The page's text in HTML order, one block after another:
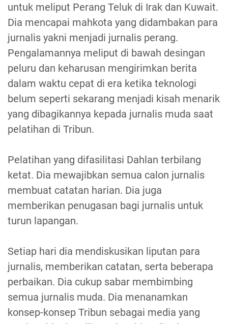
untuk meliput Perang Teluk di Irak dan Kuwait.
Dia mencapai mahkota yang didambakan para
jurnalis yakni menjadi jurnalis perang.
Pengalamannya meliput di bawah desingan
peluru dan keharusan mengirimkan berita
dalam waktu cepat di era ketika teknologi
belum seperti sekarang menjadi kisah menarik
yang dibagikannya kepada jurnalis muda saat
pelatihan di Tribun.
Pelatihan yang difasilitasi Dahlan terbilang
ketat. Dia mewajibkan semua calon jurnalis
membuat catatan harian. Dia juga
memberikan penugasan bagi jurnalis untuk
turun lapangan.
Setiap hari dia mendiskusikan liputan para
jurnalis, memberikan catatan, serta beberapa
perbaikan. Dia cukup sabar membimbing
semua jurnalis muda. Dia menanamkan
konsep-konsep Tribun sebagai media yang